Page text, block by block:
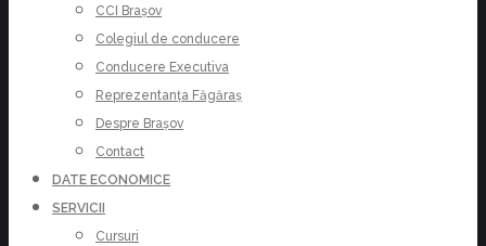
CCI Brașov
Colegiul de conducere
Conducere Executiva
Reprezentanța Făgăraș
Despre Brașov
Contact
DATE ECONOMICE
SERVICII
Cursuri